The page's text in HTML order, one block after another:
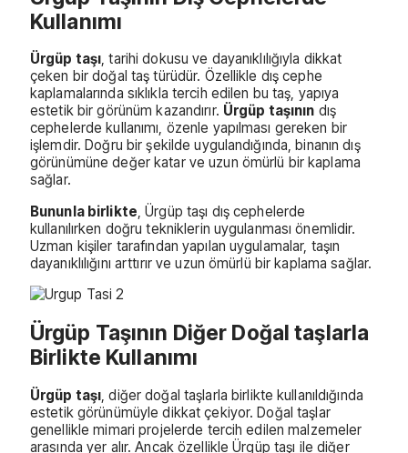
Kullanımı
Ürgüp taşı, tarihi dokusu ve dayanıklılığıyla dikkat
çeken bir doğal taş türüdür. Özellikle dış cephe
kaplamalarında sıklıkla tercih edilen bu taş, yapıya
estetik bir görünüm kazandırır. Ürgüp taşının dış
cephelerde kullanımı, özenle yapılması gereken bir
işlemdir. Doğru bir şekilde uygulandığında, binanın dış
görünümüne değer katar ve uzun ömürlü bir kaplama
sağlar.
Bununla birlikte , Ürgüp taşı dış cephelerde
kullanılırken doğru tekniklerin uygulanması önemlidir.
Uzman kişiler tarafından yapılan uygulamalar, taşın
dayanıklılığını arttırır ve uzun ömürlü bir kaplama sağlar.
Ürgüp Taşının Diğer Doğal taşlarla
Birlikte Kullanımı
Ürgüp taşı , diğer doğal taşlarla birlikte kullanıldığında
estetik görünümüyle dikkat çekiyor. Doğal taşlar
genellikle mimari projelerde tercih edilen malzemeler
arasında yer alır. Ancak özellikle Ürgüp taşı ile diğer